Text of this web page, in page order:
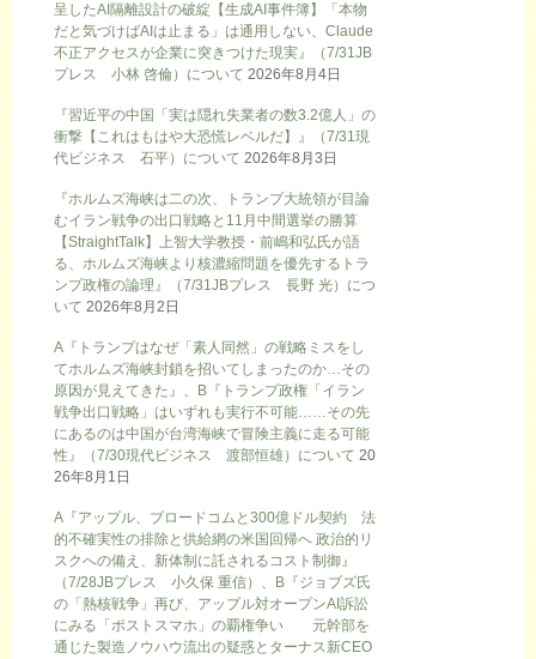
呈したAI隔離設計の破綻【生成AI事件簿】「本物
だと気づけばAIは止まる」は通用しない、Claude
不正アクセスが企業に突きつけた現実』（7/31JB
プレス 小林 啓倫）について 2026年8月4日
『習近平の中国「実は隠れ失業者の数3.2億人」の
衝撃【これはもはや大恐慌レベルだ】』（7/31現
代ビジネス 石平）について 2026年8月3日
『ホルムズ海峡は二の次、トランプ大統領が目論
むイラン戦争の出口戦略と11月中間選挙の勝算
【StraightTalk】上智大学教授・前嶋和弘氏が語
る、ホルムズ海峡より核濃縮問題を優先するトラ
ンプ政権の論理』（7/31JBプレス 長野 光）につ
いて 2026年8月2日
A『トランプはなぜ「素人同然」の戦略ミスをし
てホルムズ海峡封鎖を招いてしまったのか…その
原因が見えてきた』、B『トランプ政権「イラン
戦争出口戦略」はいずれも実行不可能……その先
にあるのは中国が台湾海峡で冒険主義に走る可能
性』（7/30現代ビジネス 渡部恒雄）について 20
26年8月1日
A『アップル、ブロードコムと300億ドル契約 法
的不確実性の排除と供給網の米国回帰へ 政治的リ
スクへの備え、新体制に託されるコスト制御』
（7/28JBプレス 小久保 重信）、B『ジョブズ氏
の「熱核戦争」再び、アップル対オープンAI訴訟
にみる「ポストスマホ」の覇権争い 元幹部を
通じた製造ノウハウ流出の疑惑とターナス新CEO